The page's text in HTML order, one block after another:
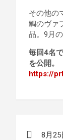
その他の
鯛のヴァ
品。9月
毎回4名
を公開。
https://
8月